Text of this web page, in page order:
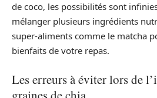
de coco, les possibilités sont
mélanger plusieurs ingrédients
super-aliments comme le matcha
bienfaits de votre repas.
Les erreurs à éviter lors de